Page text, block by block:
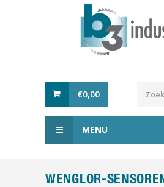
€0,00
MENU
WENGLOR-